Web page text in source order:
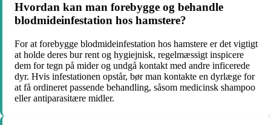
Hvordan kan man forebygge og behandle
blodmideinfestation hos hamstere?
For at forebygge blodmideinfestation hos hamstere er det vigtigt
at holde deres bur rent og hygiejnisk, regelmæssigt inspicere
dem for tegn på mider og undgå kontakt med andre inficerede
dyr. Hvis infestationen opstår, bør man kontakte en dyrlæge for
at få ordineret passende behandling, såsom medicinsk shampoo
eller antiparasitære midler.